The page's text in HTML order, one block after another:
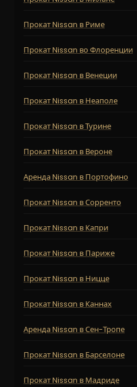
Прокат Nissan в Риме
Прокат Nissan во Флоренции
Прокат Nissan в Венеции
Прокат Nissan в Неаполе
Прокат Nissan в Турине
Прокат Nissan в Вероне
Аренда Nissan в Портофино
Прокат Nissan в Сорренто
Прокат Nissan в Капри
Прокат Nissan в Париже
Прокат Nissan в Ницце
Прокат Nissan в Каннах
Аренда Nissan в Сен-Тропе
Прокат Nissan в Барселоне
Прокат Nissan в Мадриде